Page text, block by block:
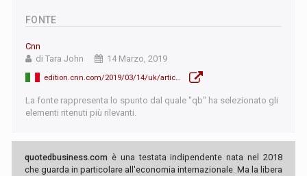
FONTE
Cnn
di Tara John
14 Marzo, 2019
edition.cnn.com/2019/03/14/uk/article-50-extension-second-brexit-referendum-gbr-intl/index.html
La fonte rappresenta lo spunto dal quale "qb" ha selezionato gli
elementi ritenuti più rilevanti.
quotedbusiness.com è una testata indipendente nata nel 2018
che guarda in particolare all'economia internazionale. Ma la libera